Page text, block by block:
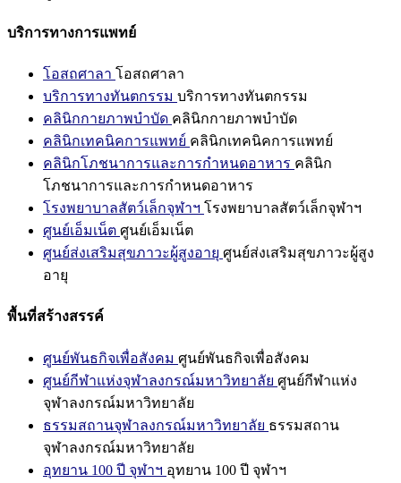
บริการทางการแพทย์
โอสถศาลา โอสถศาลา
บริการทางทันตกรรม บริการทางทันตกรรม
คลินิกกายภาพบำบัด คลินิกกายภาพบำบัด
คลินิกเทคนิคการแพทย์ คลินิกเทคนิคการแพทย์
คลินิกโภชนาการและการกำหนดอาหาร คลินิก
โภชนาการและการกำหนดอาหาร
โรงพยาบาลสัตว์เล็กจุฬาฯ โรงพยาบาลสัตว์เล็กจุฬาฯ
ศูนย์เอ็มเน็ต ศูนย์เอ็มเน็ต
ศูนย์ส่งเสริมสุขภาวะผู้สูงอายุ ศูนย์ส่งเสริมสุขภาวะผู้สูง
อายุ
พื้นที่สร้างสรรค์
ศูนย์พันธกิจเพื่อสังคม ศูนย์พันธกิจเพื่อสังคม
ศูนย์กีฬาแห่งจุฬาลงกรณ์มหาวิทยาลัย ศูนย์กีฬาแห่ง
จุฬาลงกรณ์มหาวิทยาลัย
ธรรมสถานจุฬาลงกรณ์มหาวิทยาลัย ธรรมสถาน
จุฬาลงกรณ์มหาวิทยาลัย
อุทยาน 100 ปี จุฬาฯ อุทยาน 100 ปี จุฬาฯ